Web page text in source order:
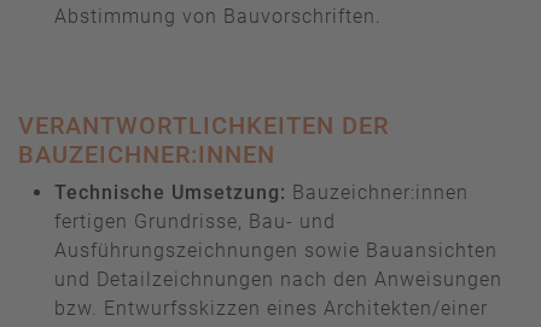
Abstimmung von Bauvorschriften.
VERANTWORTLICHKEITEN DER
BAUZEICHNER:INNEN
Technische Umsetzung: Bauzeichner:innen
fertigen Grundrisse, Bau- und
Ausführungszeichnungen sowie Bauansichten
und Detailzeichnungen nach den Anweisungen
bzw. Entwurfsskizzen eines Architekten/einer